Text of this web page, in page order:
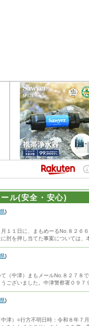
ル(安全・安心)
)
１１日に、まもめーるNo.８２６
肘を押し当てた事案については、
)
（中津）まもメールNo.８２７８
ございました。中津警察署０９７
)
津）○行方不明日時：令和８年７